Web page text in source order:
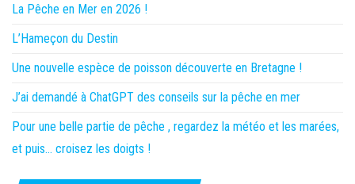
La Pêche en Mer en 2026 !
L’Hameçon du Destin
Une nouvelle espèce de poisson découverte en Bretagne !
J’ai demandé à ChatGPT des conseils sur la pêche en mer
Pour une belle partie de pêche , regardez la météo et les marées,
et puis… croisez les doigts !